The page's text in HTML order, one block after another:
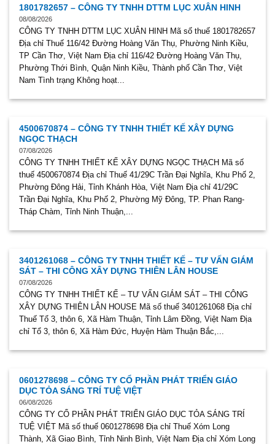
1801782657 – CÔNG TY TNHH DTTM LỤC XUÂN HINH
08/08/2026
CÔNG TY TNHH DTTM LỤC XUÂN HINH Mã số thuế 1801782657
Địa chỉ Thuế 116/42 Đường Hoàng Văn Thụ, Phường Ninh Kiều,
TP Cần Thơ, Việt Nam Địa chỉ 116/42 Đường Hoàng Văn Thụ,
Phường Thới Bình, Quận Ninh Kiều, Thành phố Cần Thơ, Việt
Nam Tình trạng Không hoạt...
4500670874 – CÔNG TY TNHH THIẾT KẾ XÂY DỰNG
NGỌC THẠCH
07/08/2026
CÔNG TY TNHH THIẾT KẾ XÂY DỰNG NGỌC THẠCH Mã số
thuế 4500670874 Địa chỉ Thuế 41/29C Trần Đại Nghĩa, Khu Phố 2,
Phường Đông Hải, Tỉnh Khánh Hòa, Việt Nam Địa chỉ 41/29C
Trần Đại Nghĩa, Khu Phố 2, Phường Mỹ Đông, TP. Phan Rang-
Tháp Chàm, Tỉnh Ninh Thuận,...
3401261068 – CÔNG TY TNHH THIẾT KẾ – TƯ VẤN GIÁM
SÁT – THI CÔNG XÂY DỰNG THIÊN LÂN HOUSE
07/08/2026
CÔNG TY TNHH THIẾT KẾ – TƯ VẤN GIÁM SÁT – THI CÔNG
XÂY DỰNG THIÊN LÂN HOUSE Mã số thuế 3401261068 Địa chỉ
Thuế Tổ 3, thôn 6, Xã Hàm Thuận, Tỉnh Lâm Đồng, Việt Nam Địa
chỉ Tổ 3, thôn 6, Xã Hàm Đức, Huyện Hàm Thuận Bắc,...
0601278698 – CÔNG TY CỔ PHẦN PHÁT TRIỂN GIÁO
DỤC TỎA SÁNG TRÍ TUỆ VIỆT
06/08/2026
CÔNG TY CỔ PHẦN PHÁT TRIỂN GIÁO DỤC TỎA SÁNG TRÍ
TUỆ VIỆT Mã số thuế 0601278698 Địa chỉ Thuế Xóm Long
Thành, Xã Giao Bình, Tỉnh Ninh Bình, Việt Nam Địa chỉ Xóm Long